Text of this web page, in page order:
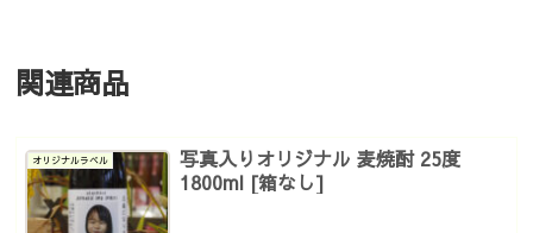
関連商品
オリジナルラベル
写真入りオリジナル 麦焼酎 25度
1800ml [箱なし]